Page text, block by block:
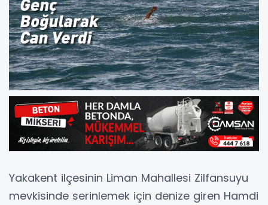
Yakakent ilçesinin Liman Mahallesi Zilfansuyu
mevkisinde serinlemek için denize giren Hamdi